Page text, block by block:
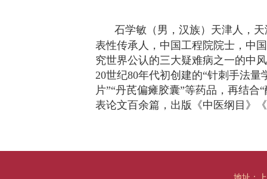
石学敏 （男，汉族） 天津人，
表性传承人，中国工程院院士，中
究世界公认的三大疑难病之一的中
20世纪80年代初创建的“针刺手法
片”“丹芪偏瘫胶囊”等药品，再结
表论文百余篇，出版《中医纲目》